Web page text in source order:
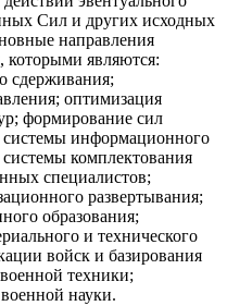
Сил и других исходных
направления
которыми являются:
сдерживания;
оптимизация
формирование сил
системы информационного
комплектования
специалистов;
развертывания;
образования;
и технического
войск и базирования
техники;
науки.